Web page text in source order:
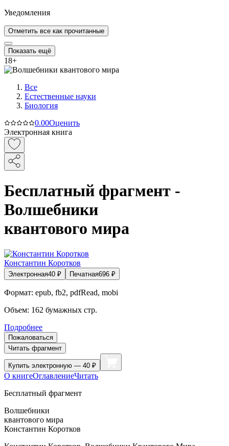
Уведомления
Отметить все как прочитанные
Показать ещё
18+
Все
Естественные науки
Биология
0.00Оценить
Электронная книга
Бесплатный фрагмент -
Волшебники
квантового мира
Константин Коротков
Электронная40 ₽ Печатная696 ₽
Формат: epub, fb2, pdfRead, mobi
Объем: 162 бумажных стр.
Подробнее
Пожаловаться
Читать фрагмент
Купить электронную — 40 ₽
О книгеОглавлениеЧитать
Бесплатный фрагмент
Волшебники
квантового мира
Константин Коротков